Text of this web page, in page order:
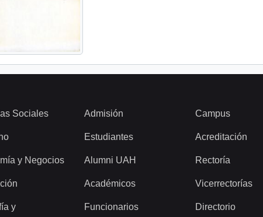
Sociales
y Negocios
y
Admisión
Estudiantes
Alumni UAH
Académicos
Funcionarios
Campus
Acreditación
Rectoría
Vicerrectorías
Directorio